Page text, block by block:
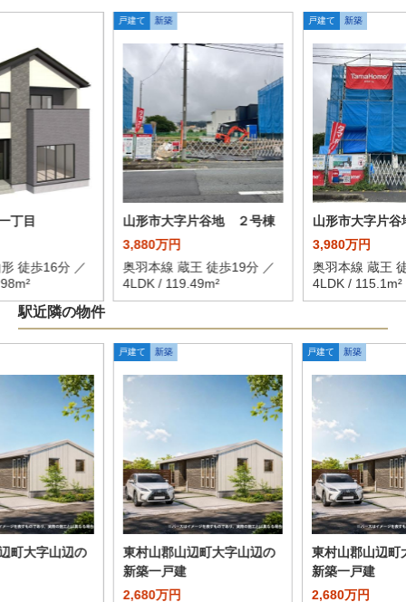
丁目
徒歩16分 ／
戸建て 新築
山形市大字片谷地 ２号棟
3,880万円
奥羽本線 蔵王 徒歩19分 ／
4LDK / 119.49m²
戸建て 新築
山形市大字片谷
3,980万円
奥羽本線 蔵王
4LDK / 115.1m²
駅近隣の物件
町大字山辺の
戸建て 新築
東村山郡山辺町大字山辺の
新築一戸建
2,680万円
戸建て 新築
東村山郡山辺町
新築一戸建
2,680万円